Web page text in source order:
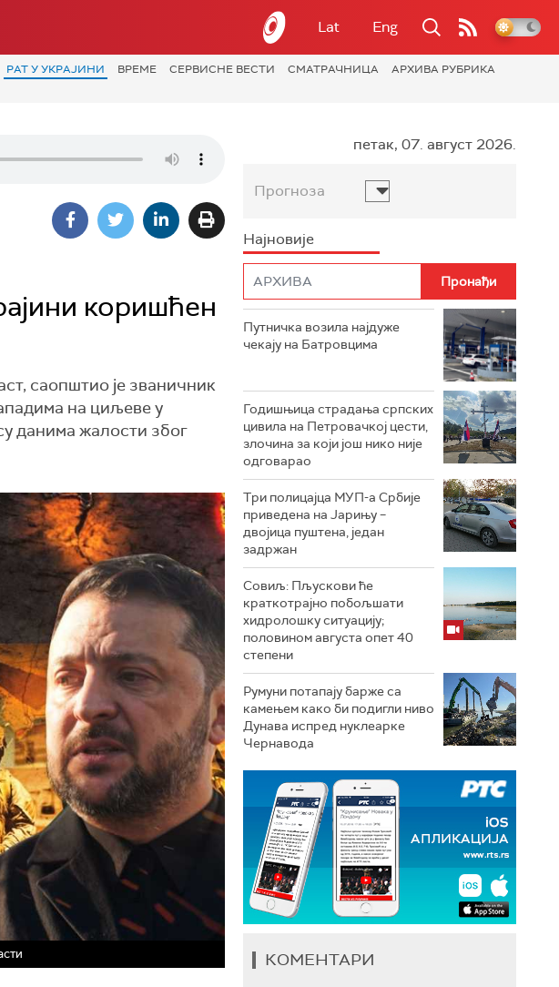
Lat Eng
РАТ У УКРАЈИНИ ВРЕМЕ СЕРВИСНЕ ВЕСТИ СМАТРАЧНИЦА
АРХИВА РУБРИКА
коришћен
саопштио је званичник
на циљеве у
данима жалости због
петак, 07. август 2026.
Прогноза
Најновије
Путничка возила најдуже
чекају на Батровцима
Годишњица страдања српских
цивила на Петровачкој цести,
злочина за који још нико није
одговарао
Три полицајца МУП-а Србије
приведена на Јарињу –
двојица пуштена, један
задржан
Совиљ: Пљускови ће
краткотрајно побољшати
хидролошку ситуацију;
половином августа опет 40
степени
Румуни потапају барже са
камењем како би подигли ниво
Дунава испред нуклеарке
Чернавода
КОМЕНТАРИ